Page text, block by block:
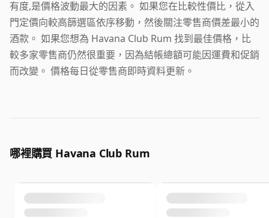
有度,是價格波動最大的因素。 如果您在比較性價比，從入
門定價向較高篩選區依序移動，然後關注零售商價差最小的
酒款。 如果您想為 Havana Club Rum 找到最佳價格，比
較多家零售商仍然很重要，因為結帳總額可能因運費和促銷
而改變。 價格每日從零售商即時資料更新。
哪裡購買 Havana Club Rum